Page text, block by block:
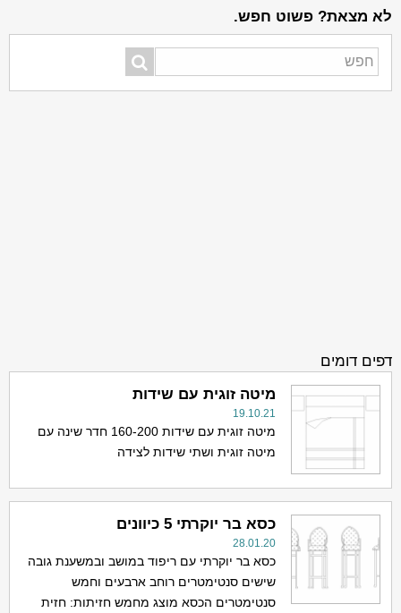
לא מצאת? פשוט חפש.
דפים דומים
מיטה זוגית עם שידות
19.10.21
מיטה זוגית עם שידות 160-200 חדר שינה עם
מיטה זוגית ושתי שידות לצידה
כסא בר יוקרתי 5 כיוונים
28.01.20
כסא בר יוקרתי עם ריפוד במושב ובמשענת גובה
שישים סנטימטרים רוחב ארבעים וחמש
סנטימטרים הכסא מוצג מחמש חזיתות: חזית